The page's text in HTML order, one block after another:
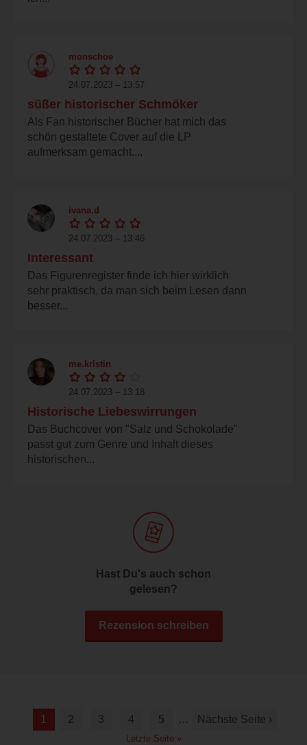
monschoe
24.07.2023 – 13:57
süßer historischer Schmöker
Als Fan historischer Bücher hat mich das
schön gestaltete Cover auf die LP
aufmerksam gemacht....
ivana.d
24.07.2023 – 13:46
Interessant
Das Figurenregister finde ich hier wirklich
sehr praktisch, da man sich beim Lesen dann
besser...
me.kristin
24.07.2023 – 13:18
Historische Liebeswirrungen
Das Buchcover von "Salz und Schokolade"
passt gut zum Genre und Inhalt dieses
historischen...
Hast Du's auch schon
gelesen?
Rezension schreiben
1 2 3 4 5 … Nächste Seite ›
Letzte Seite »